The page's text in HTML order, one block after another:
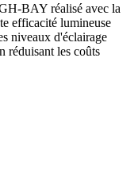
BAY réalisé avec la
efficacité lumineuse
niveaux d'éclairage
réduisant les coûts